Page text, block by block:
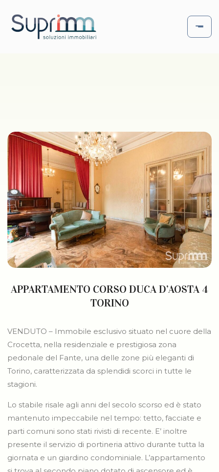
APPARTAMENTO CORSO DUCA D’AOSTA 4
TORINO
VENDUTO – Immobile esclusivo situato nel cuore della
Crocetta, nella residenziale e prestigiosa zona
pedonale del Fante, una delle zone più eleganti di
Torino, caratterizzata da splendidi scorci in tutte le
stagioni.
Lo stabile risale agli anni del secolo scorso ed è stato
mantenuto impeccabile nel tempo: tetto, facciate e
parti comuni sono stati rivisti di recente. E’ inoltre
presente il servizio di portineria attivo durante tutta la
giornata e un giardino condominiale. L’appartamento